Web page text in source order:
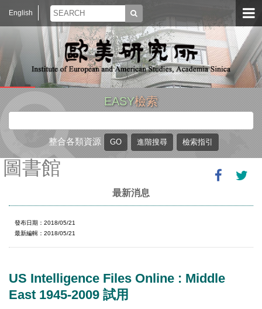
English
EASY檢索
整合各類資源
圖書館
最新消息
發布日期：2018/05/21
最新編輯：2018/05/21
US Intelligence Files Online : Middle
East 1945-2009 試用